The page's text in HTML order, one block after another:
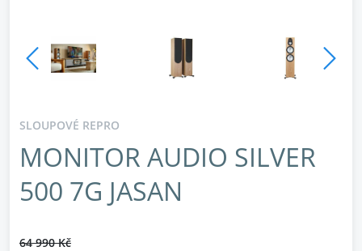
SLOUPOVÉ REPRO
MONITOR AUDIO SILVER
500 7G JASAN
64 990 Kč